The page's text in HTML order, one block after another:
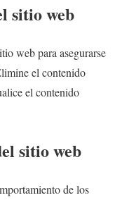
sitio web
web para asegurarse
el contenido
el contenido
sitio web
de los